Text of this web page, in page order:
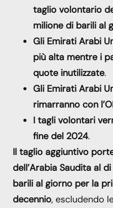
taglio volontario
milione di barili al
Gli Emirati Arabi
più alta mentre i
quote inutilizzate.
Gli Emirati Arabi
rimarranno con
I tagli volontari
fine del 2024.
Il taglio aggiuntivo
dell’Arabia Saudita al
barili al giorno per la
decennio, escludendo